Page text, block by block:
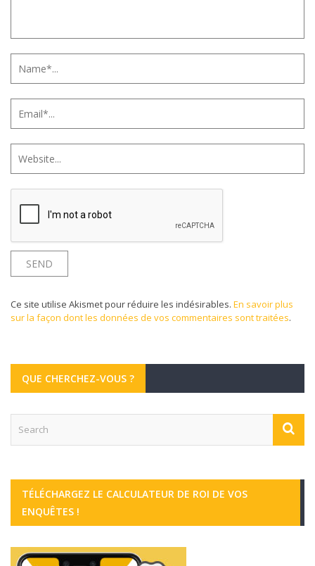
Ce site utilise Akismet pour réduire les indésirables. En savoir plus
sur la façon dont les données de vos commentaires sont traitées.
QUE CHERCHEZ-VOUS ?
TÉLÉCHARGEZ LE CALCULATEUR DE ROI DE VOS
ENQUÊTES !